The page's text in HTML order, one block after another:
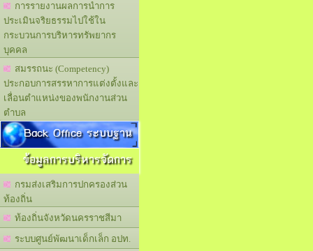
การรายงานผลการนำการ
ประเมินจริยธรรมไปใช้ใน
กระบวนการบริหารทรัพยากร
บุคคล
สมรรถนะ (Competency)
ประกอบการสรรหาการแต่งตั้งและ
เลื่อนตำแหน่งของพนักงานส่วน
ตำบล
Back Office ระบบฐาน
ข้อมูลการบริหารจัดการ
กรมส่งเสริมการปกครองส่วน
ท้องถิ่น
ท้องถิ่นจังหวัดนครราชสีมา
ระบบศูนย์พัฒนาเด็กเล็ก อปท.